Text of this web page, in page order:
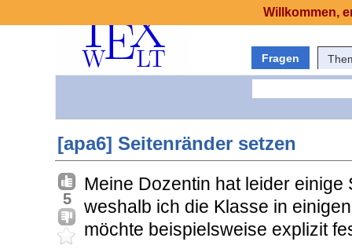
Fragen
[apa6] Seitenränder setzen
5
Meine Dozentin hat leider einige
weshalb ich die Klasse in
möchte beispielsweise explizit
Willkommen,